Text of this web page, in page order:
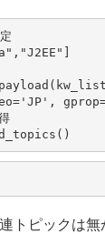
, "J2EE" ]
( kw_list
='JP' , gprop
()
トピックは